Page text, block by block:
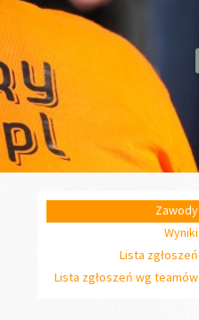
Zawody
Wyniki
Lista zgłoszeń
Lista zgłoszeń wg teamów